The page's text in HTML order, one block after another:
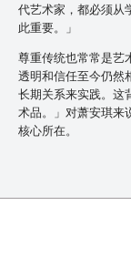
代艺术家，都必须从
此重要。」
尊重传统也常常是艺
透明和信任至今仍然
长期关系来实践。这
术品。」对萧安琪来
核心所在。